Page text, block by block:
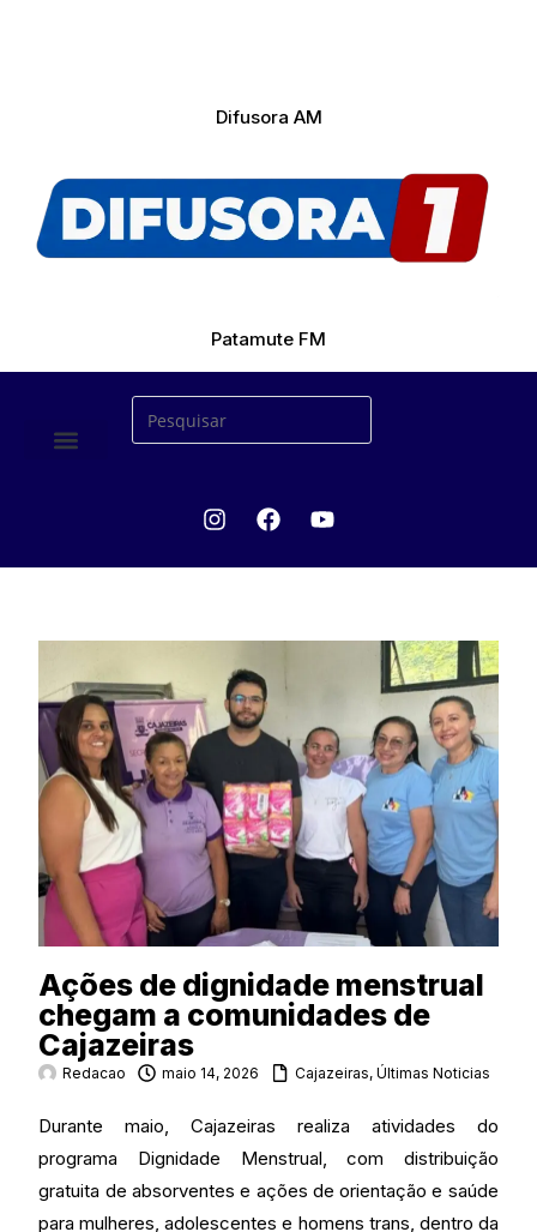
Difusora AM
Patamute FM
Ações de dignidade menstrual
chegam a comunidades de
Cajazeiras
Redacao maio 14, 2026 Cajazeiras,Últimas Noticias
Durante maio, Cajazeiras realiza atividades do
programa Dignidade Menstrual, com distribuição
gratuita de absorventes e ações de orientação e saúde
para mulheres, adolescentes e homens trans, dentro da